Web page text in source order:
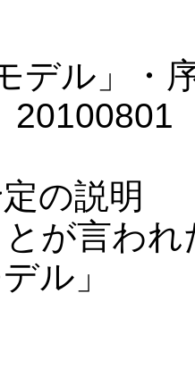
デル」
の説明
が言われ
ル」